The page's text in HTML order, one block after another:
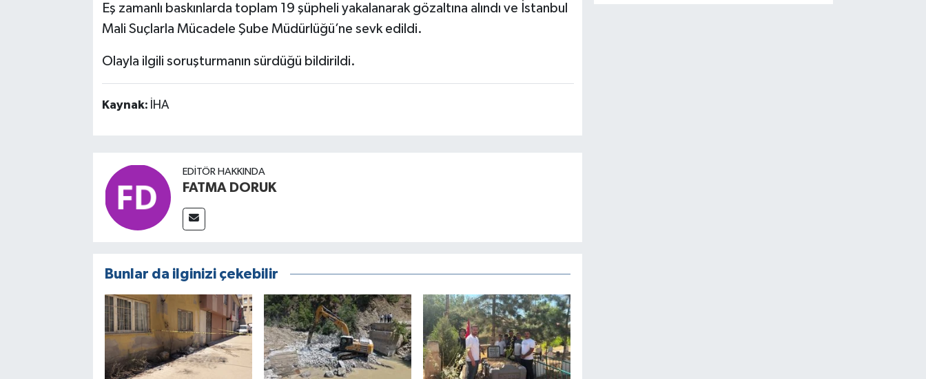
Eş zamanlı baskınlarda toplam 19 şüpheli yakalanarak gözaltına alındı ve İstanbul
Mali Suçlarla Mücadele Şube Müdürlüğü’ne sevk edildi.
Olayla ilgili soruşturmanın sürdüğü bildirildi.
Kaynak: İHA
EDITÖR HAKKINDA
FATMA DORUK
Bunlar da ilginizi çekebilir